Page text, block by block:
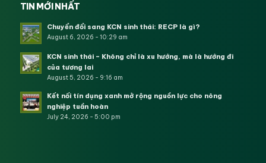
TIN MỚI NHẤT
Chuyển đổi sang KCN sinh thái: RECP là gì?
August 6, 2026 - 10:29 am
KCN sinh thái – Không chỉ là xu hướng, mà là hướng đi
của tương lai
August 5, 2026 - 9:16 am
Kết nối tín dụng xanh mở rộng nguồn lực cho nông
nghiệp tuần hoàn
July 24, 2026 - 5:00 pm